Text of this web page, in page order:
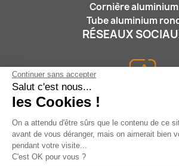
Continuer sans accepter
Salut c'est nous...
les Cookies !
On a attendu d'être sûrs que le contenu de ce
avant de vous déranger, mais on aimerait bien
pendant votre visite...
C'est OK pour vous ?
Cornière aluminium
Tube aluminium
RÉSEAUX
Nous suivre :